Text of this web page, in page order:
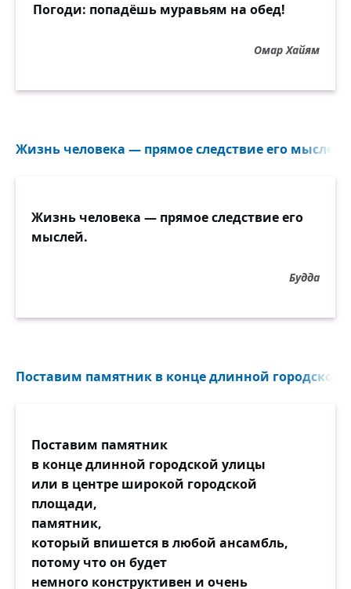
Погоди: попадёшь муравьям на обед!
Омар Хайям
Жизнь человека — прямое следствие его
Жизнь человека — прямое следствие его
мыслей.
Будда
Поставим памятник в конце длинной городской
Поставим памятник
в конце длинной городской улицы
или в центре широкой городской
площади,
памятник,
который впишется в любой ансамбль,
потому что он будет
немного конструктивен и очень